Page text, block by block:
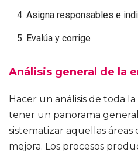
Asigna responsables e
Evalúa y corrige
Análisis general de la
Hacer un análisis de toda
tener un panorama
sistematizar aquellas
mejora. Los procesos